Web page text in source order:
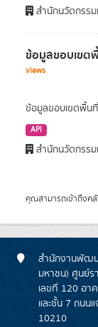
สำนักนวัตกรรม
ข้อมูลขอบเขต
views
ข้อมูลขอบเขตพื้น
API
สำนักนวัตกรรม
คุณสามารถเข้าถึงค
สำนักงานพัฒน
มหาชน) ศูนย์ร
เลขที่ 120 อา
และชั้น 7 ถนน
10210